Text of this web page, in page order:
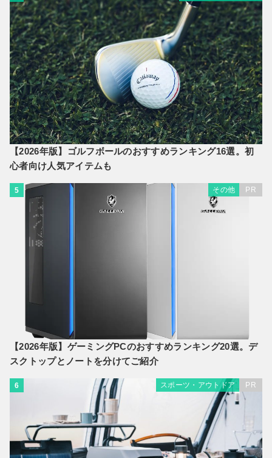
【2026年版】ゴルフボールのおすすめランキング16選。初
心者向け人気アイテムも
5 その他 PR
【2026年版】ゲーミングPCのおすすめランキング20選。デ
スクトップとノートを分けてご紹介
6 スポーツ・アウトドア PR